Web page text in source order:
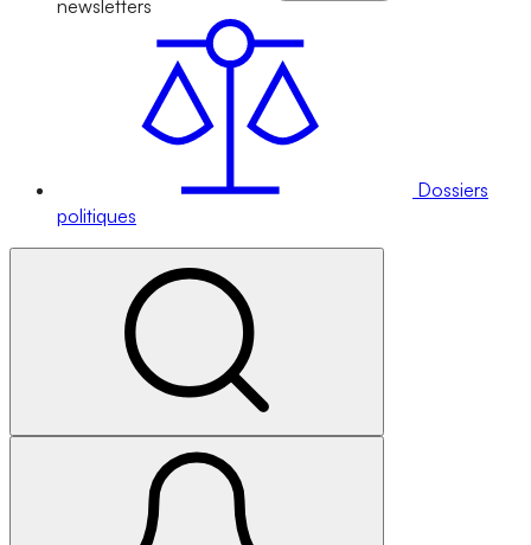
newsletters
Dossiers
politiques